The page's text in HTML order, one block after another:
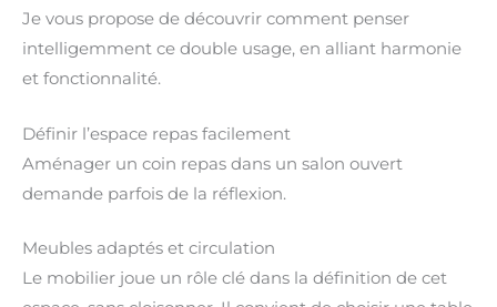
Je vous propose de découvrir comment penser
intelligemment ce double usage, en alliant harmonie
et fonctionnalité.
Définir l’espace repas facilement
Aménager un coin repas dans un salon ouvert
demande parfois de la réflexion.
Meubles adaptés et circulation
Le mobilier joue un rôle clé dans la définition de cet